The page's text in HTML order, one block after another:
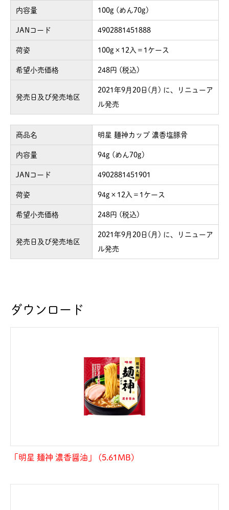
内容量 100g (めん70g)
JANコード 4902881451888
荷姿 100g×12入＝1ケース
希望小売価格 248円 (税込)
発売日及び発売地区
2021年9月20日(月) に、リニューア
ル発売
商品名 明星 麺神カップ 濃香塩豚骨
内容量 94g (めん70g)
JANコード 4902881451901
荷姿 94g×12入＝1ケース
希望小売価格 248円 (税込)
発売日及び発売地区
2021年9月20日(月) に、リニューア
ル発売
ダウンロード
「明星 麺神 濃香醤油」 (5.61MB)